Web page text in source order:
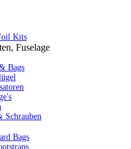
Kits
Fuselage
Bags
Schrauben
Bags